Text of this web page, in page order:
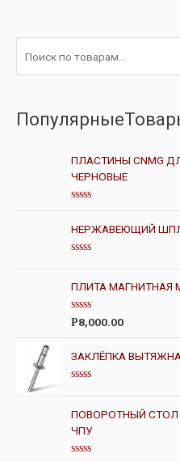
ПЛАСТИНЫ CNMG
ЧЕРНОВЫЕ
О
е
н
к
0
и
з
5
НЕРЖАВЕЮЩИЙ
ц
е
н
к
а
0
и
5
ПЛИТА МАГНИТНАЯ
О
е
н
к
а
и
5
Р8,000.00
ЗАКЛЁПКА
ц
е
н
к
0
ПОВОРОТНЫЙ СТОЛ
ЧПУ